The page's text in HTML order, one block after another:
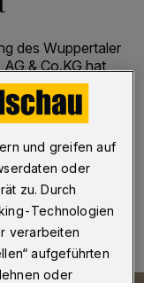
des Wuppertaler
& Co.KG hat
Lebenshilfe.
Leiter für
und greifen auf
oder
zu. Durch
Technologien
verarbeiten
aufgeführten
oder